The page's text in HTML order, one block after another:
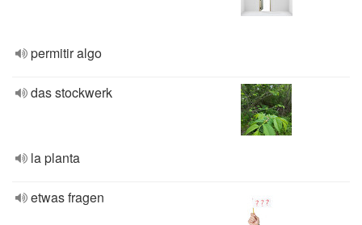
permitir algo
das stockwerk
la planta
etwas fragen